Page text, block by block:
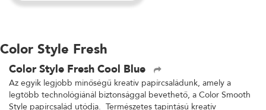
Color Style Fresh
Color Style Fresh Cool Blue
Az egyik legjobb minőségű kreatív papírcsaládunk, amely a
legtöbb technológiánál biztonsággal bevethető, a Color Smooth
Style papírcsalád utódja. Természetes tapintású kreatív